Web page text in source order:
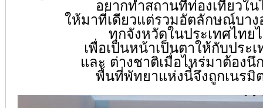
อยากทำสถานที่ท่องเที่ยวใน
ให้มาที่เดียวแต่รวมอัตลักษณ์บาง
ทุกจังหวัดในประเทศไทย
เพื่อเป็นหน้าเป็นตาให้กับประเ
และ ต่างชาติเมื่อไหร่มาต้องนึ
พื้นที่พัทยาแห่งนี้จึงถูกเนรมิ